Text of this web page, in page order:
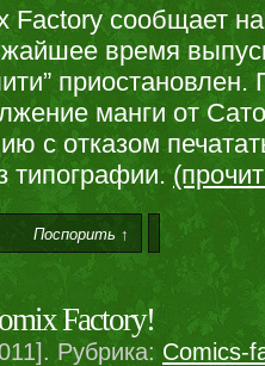
Factory сообщает
время
манги от
с отказом
типографии.
Поспорить ↑
Factory!
Рубрика: Comics-